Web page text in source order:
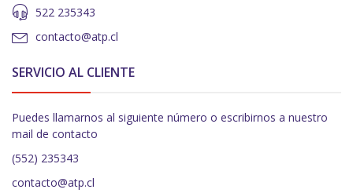
522 235343
contacto@atp.cl
SERVICIO AL CLIENTE
Puedes llamarnos al siguiente número o escribirnos a nuestro
mail de contacto
(552) 235343
contacto@atp.cl